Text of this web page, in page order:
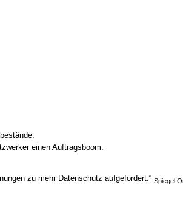
einen Auftragsboom.
zu mehr Datenschutz aufgefordert.“ Spiegel